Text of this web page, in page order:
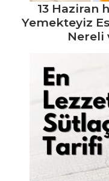
Peynirli Rulo
Somon Füme
Portakallı Ve
Bademli Mezgit
Balık Yemekleri
Tüm Tarifleri
13 Haziran
Yemekteyiz
Nereli